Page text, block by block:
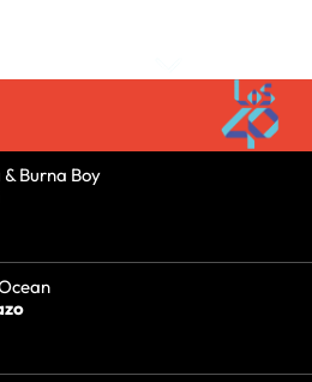
Burna Boy